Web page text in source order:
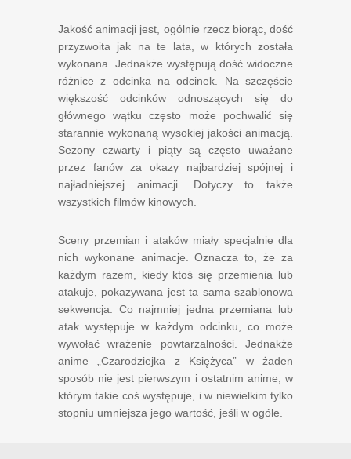
Jakość animacji jest, ogólnie rzecz biorąc, dość
przyzwoita jak na te lata, w których została
wykonana. Jednakże występują dość widoczne
różnice z odcinka na odcinek. Na szczęście
większość odcinków odnoszących się do
głównego wątku często może pochwalić się
starannie wykonaną wysokiej jakości animacją.
Sezony czwarty i piąty są często uważane
przez fanów za okazy najbardziej spójnej i
najładniejszej animacji. Dotyczy to także
wszystkich filmów kinowych.
Sceny przemian i ataków miały specjalnie dla
nich wykonane animacje. Oznacza to, że za
każdym razem, kiedy ktoś się przemienia lub
atakuje, pokazywana jest ta sama szablonowa
sekwencja. Co najmniej jedna przemiana lub
atak występuje w każdym odcinku, co może
wywołać wrażenie powtarzalności. Jednakże
anime „Czarodziejka z Księżyca” w żaden
sposób nie jest pierwszym i ostatnim anime, w
którym takie coś występuje, i w niewielkim tylko
stopniu umniejsza jego wartość, jeśli w ogóle.